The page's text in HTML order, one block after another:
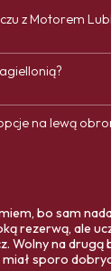
z Motorem
na lewą
bo sam
rezerwą, ale
Wolny na drugą
sporo